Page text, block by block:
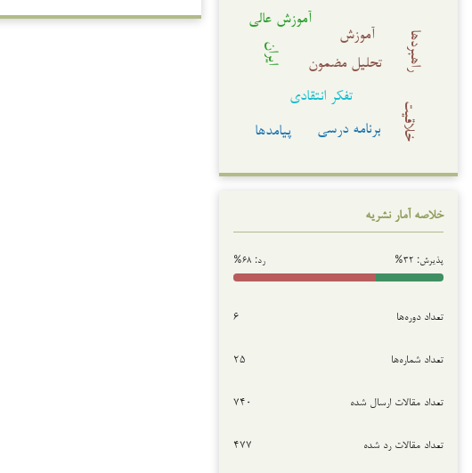
تحلیل مضمون
تفکر انتقادی
آموزش
آموزش عالی
برنامه درسی خلاقیت
ایران راهبردها
پیامدها
خلاصه آمار نشریه
پذیرش: ۳۲% رد: ۶۸%
تعداد دوره‌ها ۶
تعداد شماره‌ها ۲۵
تعداد مقالات ارسال شده ۷۴۰
تعداد مقالات رد شده ۴۷۷